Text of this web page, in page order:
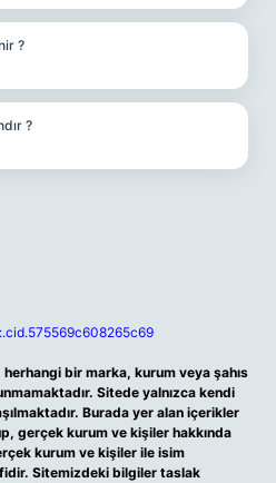
?
?
bir marka, kurum veya şahıs
Sitede yalnızca kendi
Burada yer alan içerikler
gerçek kurum ve kişiler hakkında
kurum ve kişiler ile isim
Sitemizdeki bilgiler taslak